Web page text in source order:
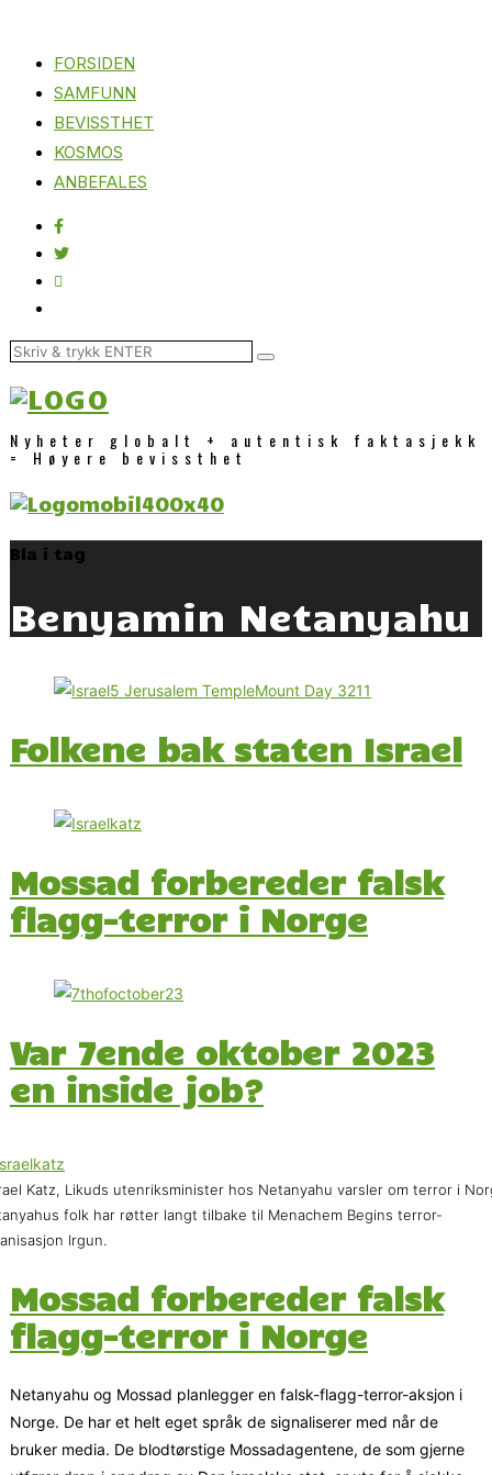
FORSIDEN
SAMFUNN
BEVISSTHET
KOSMOS
ANBEFALES
Nyheter globalt + autentisk faktasjekk
= Høyere bevissthet
Bla i tag
Benyamin Netanyahu
Folkene bak staten Israel
Mossad forbereder falsk
flagg-terror i Norge
Var 7ende oktober 2023
en inside job?
Katz, Likuds utenriksminister hos Netanyahu varsler om terror i
folk har røtter langt tilbake til Menachem Begins terror-
Irgun.
Mossad forbereder falsk
flagg-terror i Norge
Netanyahu og Mossad planlegger en falsk-flagg-terror-aksjon i
Norge. De har et helt eget språk de signaliserer med når de
bruker media. De blodtørstige Mossadagentene, de som gjerne